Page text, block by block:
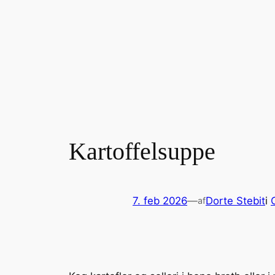
Kartoffelsuppe
7. feb 2026—afDorte Stebiti